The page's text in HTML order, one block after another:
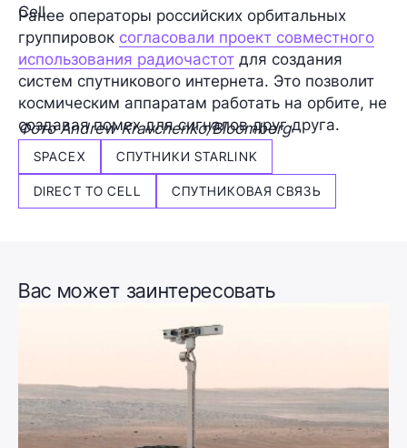
Cell.
Ранее операторы российских орбитальных
группировок согласовали проект совместного
использования радиочастот для создания
систем спутникового интернета. Это позволит
космическим аппаратам работать на орбите, не
создавая помех для сигналов друг друга.
Фото Andrew Kravchenko/Bloomberg
SPACEX СПУТНИКИ STARLINK
DIRECT TO CELL СПУТНИКОВАЯ СВЯЗЬ
Вас может заинтересовать